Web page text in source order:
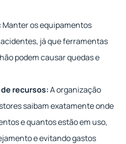
Manter os equipamentos
já que ferramentas
podem causar quedas e
recursos:A organização
saibam exatamente onde
e quantos estão em uso,
e evitando gastos